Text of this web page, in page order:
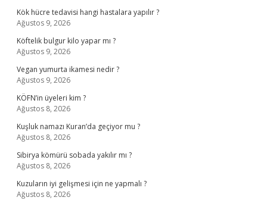
Kök hücre tedavisi hangi hastalara yapılır ?
Ağustos 9, 2026
Köftelik bulgur kilo yapar mı ?
Ağustos 9, 2026
Vegan yumurta ikamesi nedir ?
Ağustos 9, 2026
KÖFN’in üyeleri kim ?
Ağustos 8, 2026
Kuşluk namazı Kuran’da geçiyor mu ?
Ağustos 8, 2026
Sibirya kömürü sobada yakılır mı ?
Ağustos 8, 2026
Kuzuların iyi gelişmesi için ne yapmalı ?
Ağustos 8, 2026